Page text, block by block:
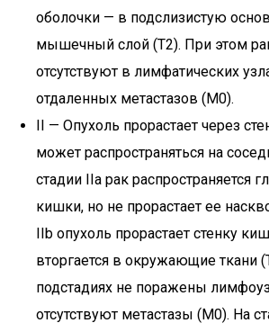
оболочки — в подслизистую
мышечный слой (T2). При этом
отсутствуют в лимфатических
отдаленных метастазов (M0).
II — Опухоль прорастает через
может распространяться на
стадии IIa рак распространяется
кишки, но не прорастает ее
IIb опухоль прорастает стенку
вторгается в окружающие ткани
подстадиях не поражены
отсутствуют метастазы (M0). На